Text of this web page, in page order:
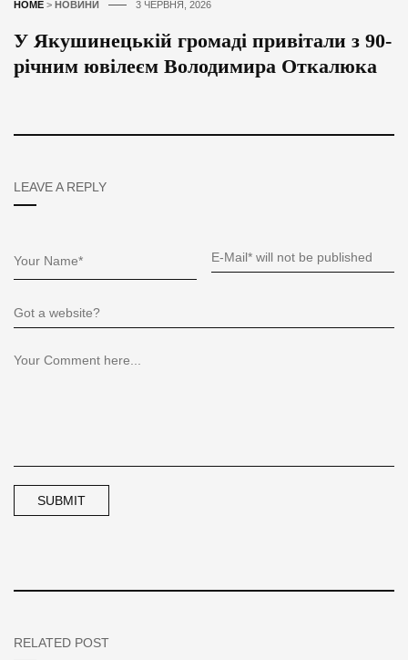
HOME > НОВИНИ 3 ЧЕРВНЯ, 2026
У Якушинецькій громаді привітали з 90-
річним ювілеєм Володимира Откалюка
LEAVE A REPLY
RELATED POST